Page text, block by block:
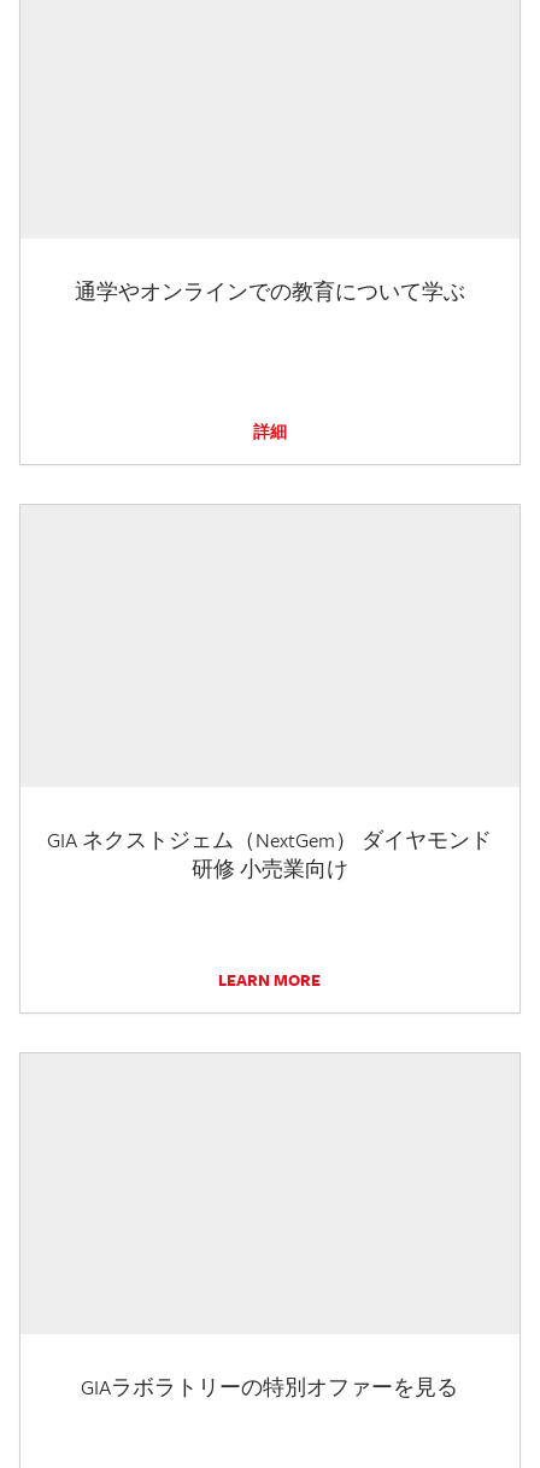
通学やオンラインでの教育について学ぶ
詳細
GIA ネクストジェム（NextGem） ダイヤモンド
研修 小売業向け
LEARN MORE
GIAラボラトリーの特別オファーを見る